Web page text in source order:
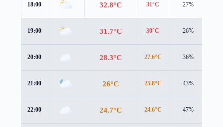
18:00 32.8°C 31°C 27%
19:00 31.7°C 30°C 26%
20:00 28.3°C 27.6°C 36%
21:00 26°C 25.8°C 43%
22:00 24.7°C 24.6°C 47%